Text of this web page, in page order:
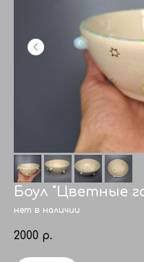
Боул "Цветные
нет в наличии
2000 р.